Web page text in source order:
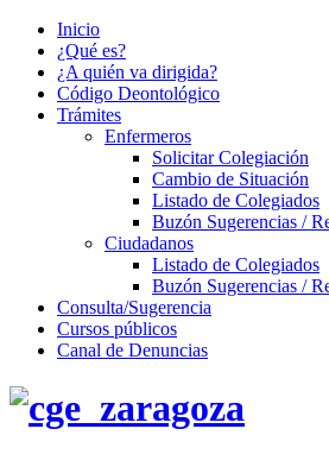
Inicio
¿Qué es?
¿A quién va dirigida?
Código Deontológico
Trámites
Enfermeros
Solicitar Colegiación
Cambio de Situación
Listado de Colegiados
Buzón Sugerencias /
Ciudadanos
Listado de Colegiados
Buzón Sugerencias /
Consulta/Sugerencia
Cursos públicos
Canal de Denuncias